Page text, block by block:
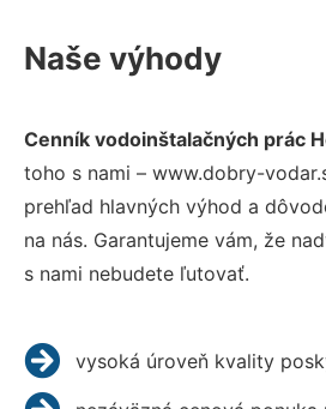
Naše výhody
Cenník vodoinštalačných prác
toho s nami – www.dobry-
prehľad hlavných výhod a
na nás. Garantujeme vám, že
s nami nebudete ľutovať.
vysoká úroveň kvality